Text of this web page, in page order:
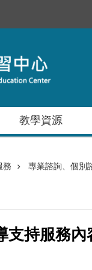
教學資源
務 專業諮詢、個別
支持服務內